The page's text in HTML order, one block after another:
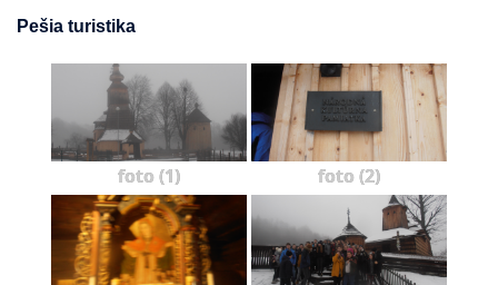
Pešia turistika
foto (1) foto (2)